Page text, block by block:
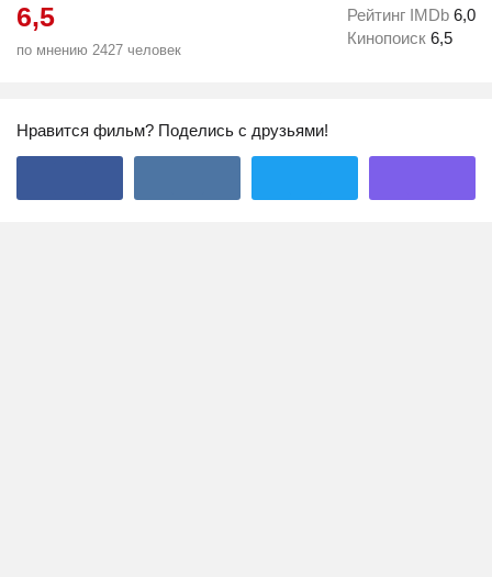
6,5
по мнению 2427 человек
Рейтинг IMDb 6,0
Кинопоиск 6,5
Нравится фильм? Поделись с друзьями!